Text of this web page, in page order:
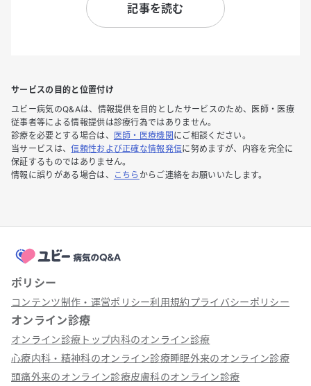
記事を読む
サービスの目的と位置付け
ユビー病気のQ&Aは、情報提供を目的としたサービスのため、医師・医療
従事者等による情報提供は診療行為ではありません。
診療を必要とする場合は、
医師・医療機関 にご相談ください。
当サービスは、信頼性および正確な情報発信に努めますが、内容を完全に
保証するものではありません。
情報に誤りがある場合は、
こちら からご連絡をお願いいたします。
ポリシー
コンテンツ制作・運営ポリシー利用規約プライバシーポリシー
オンライン診療
オンライン診療トップ内科のオンライン診療
心療内科・精神科のオンライン診療睡眠外来のオンライン診療
頭痛外来のオンライン診療皮膚科のオンライン診療